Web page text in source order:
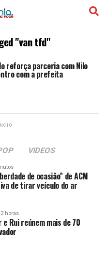
"van tfd"
reforça parceria com Nilo
com a prefeita
VIDEOS
de ocasião” de ACM
de tirar veículo do ar
horas
e Rui reúnem mais de 70